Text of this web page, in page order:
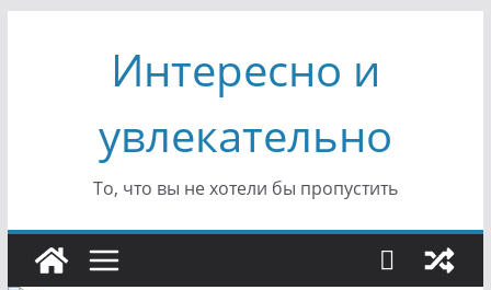
содержимомуИнтересно и
увлекательно
То, что вы не хотели бы пропустить